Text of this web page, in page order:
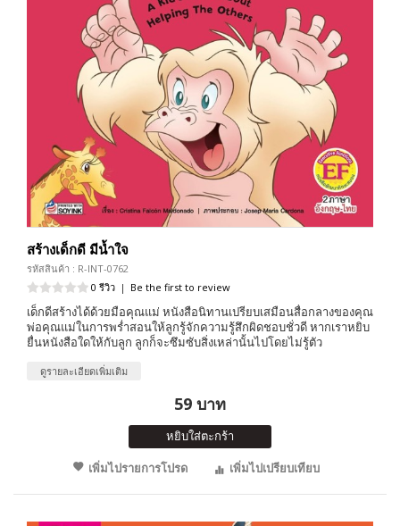
สร้างเด็กดี มีน้ำใจ
รหัสสินค้า : R-INT-0762
0 รีวิว | Be the first to review
เด็กดีสร้างได้ด้วยมือคุณแม่ หนังสือนิทานเปรียบเสมือนสื่อกลางของคุณ
พ่อคุณแม่ในการพร่ำสอนให้ลูกรู้จักความรู้สึกผิดชอบชั่วดี หากเราหยิบ
ยื่นหนังสือใดให้กับลูก ลูกก็จะซึมซับสิ่งเหล่านั้นไปโดยไม่รู้ตัว
ดูรายละเอียดเพิ่มเติม
59 บาท
หยิบใส่ตะกร้า
เพิ่มไปรายการโปรด
เพิ่มไปเปรียบเทียบ